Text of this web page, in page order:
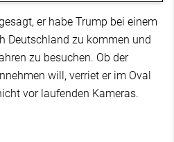
er habe Trump bei einem
Deutschland zu kommen und
zu besuchen. Ob der
will, verriet er im Oval
vor laufenden Kameras.